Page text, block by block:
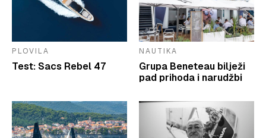
PLOVILA
Test: Sacs Rebel 47
NAUTIKA
Grupa Beneteau bilježi
pad prihoda i narudžbi